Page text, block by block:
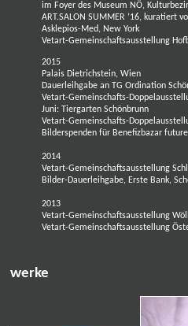
im Foyer des Museum NÖ,
ART.SALON SUMMER ’16, kuratiert
Asklepios-Med, New York
Vetart-Gemeinschaftsausstellung
2015
Palais Dietrichstein, Wien
Dauerleihgabe an TG Ordination
Vetart-Gemeinschafts-
Juni: Tiergarten Schönbrunn
Vetart-Gemeinschafts-
Bilderspenden für Benefizbazar
2014
Vetart-Gemeinschaftsausstellung
Bilder-Dauerleihgabe, Erste Bank,
2013
Vetart-Gemeinschaftsausstellung
Vetart-Gemeinschaftsausstellung
werke